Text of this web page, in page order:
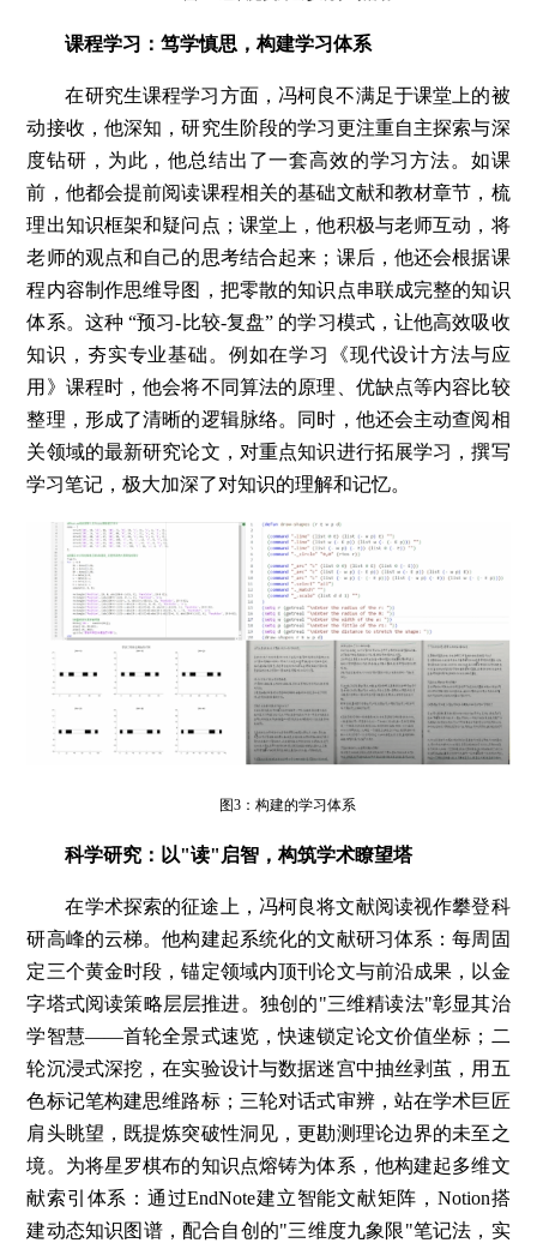
课程学习：笃学慎思，构建学习体系
在研究生课程学习方面，冯柯良不满足于课堂上的被
动接收，他深知，研究生阶段的学习更注重自主探索与深
度钻研，为此，他总结出了一套高效的学习方法。如课
前，他都会提前阅读课程相关的基础文献和教材章节，梳
理出知识框架和疑问点；课堂上，他积极与老师互动，将
老师的观点和自己的思考结合起来；课后，他还会根据课
程内容制作思维导图，把零散的知识点串联成完整的知识
体系。这种 “预习-比较-复盘” 的学习模式，让他高效吸收
知识，夯实专业基础。例如在学习《现代设计方法与应
用》课程时，他会将不同算法的原理、优缺点等内容比较
整理，形成了清晰的逻辑脉络。同时，他还会主动查阅相
关领域的最新研究论文，对重点知识进行拓展学习，撰写
学习笔记，极大加深了对知识的理解和记忆。
图3：构建的学习体系
科学研究 ：以"读"启智，构筑学术瞭望塔
在学术探索的征途上，冯柯良将文献阅读视作攀登科
研高峰的云梯。他构建起系统化的文献研习体系：每周固
定三个黄金时段，锚定领域内顶刊论文与前沿成果，以金
字塔式阅读策略层层推进。独创的"三维精读法"彰显其治
学智慧——首轮全景式速览，快速锁定论文价值坐标；二
轮沉浸式深挖，在实验设计与数据迷宫中抽丝剥茧，用五
色标记笔构建思维路标；三轮对话式审辨，站在学术巨匠
肩头眺望，既提炼突破性洞见，更勘测理论边界的未至之
境。为将星罗棋布的知识点熔铸为体系，他构建起多维文
献索引体系：通过EndNote建立智能文献矩阵，Notion搭
建动态知识图谱，配合自创的"三维度九象限"笔记法，实